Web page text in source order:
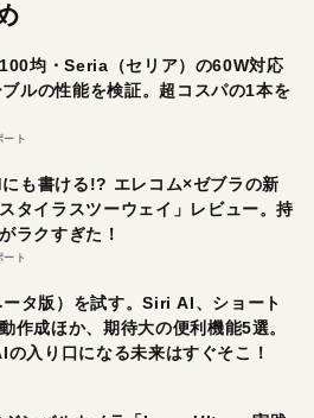
均・Seria（セリア）の60W対応
ルの性能を検証。超コスパの1本を
ート
も書ける!? エレコム×ゼブラの新
タイラスツーウェイ」レビュー。持
ラクすぎた！
ート
タ版）を試す。Siri AI、ショート
作成ほか、期待大の便利機能5選。
入り口になる未来はすぐそこ！